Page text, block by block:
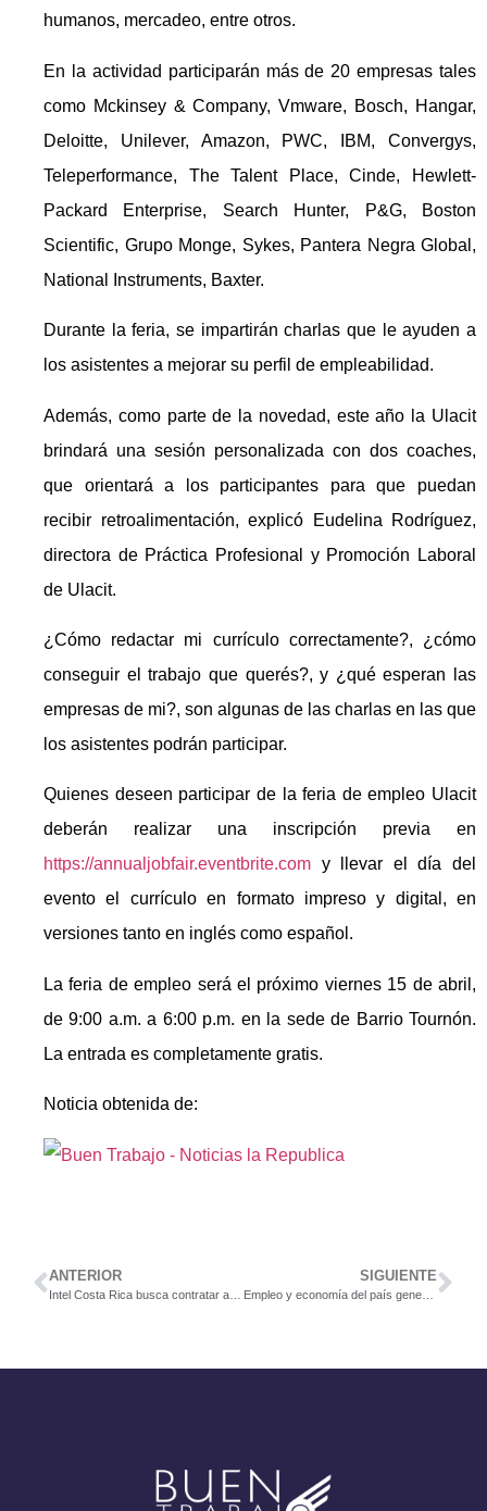
humanos, mercadeo, entre otros.
En la actividad participarán más de 20 empresas tales
como Mckinsey & Company, Vmware, Bosch, Hangar,
Deloitte, Unilever, Amazon, PWC, IBM, Convergys,
Teleperformance, The Talent Place, Cinde, Hewlett-
Packard Enterprise, Search Hunter, P&G, Boston
Scientific, Grupo Monge, Sykes, Pantera Negra Global,
National Instruments, Baxter.
Durante la feria, se impartirán charlas que le ayuden a
los asistentes a mejorar su perfil de empleabilidad.
Además, como parte de la novedad, este año la Ulacit
brindará una sesión personalizada con dos coaches,
que orientará a los participantes para que puedan
recibir retroalimentación, explicó Eudelina Rodríguez,
directora de Práctica Profesional y Promoción Laboral
de Ulacit.
¿Cómo redactar mi currículo correctamente?, ¿cómo
conseguir el trabajo que querés?, y ¿qué esperan las
empresas de mi?, son algunas de las charlas en las que
los asistentes podrán participar.
Quienes deseen participar de la feria de empleo Ulacit
deberán realizar una inscripción previa en
https://annualjobfair.eventbrite.com y llevar el día del
evento el currículo en formato impreso y digital, en
versiones tanto en inglés como español.
La feria de empleo será el próximo viernes 15 de abril,
de 9:00 a.m. a 6:00 p.m. en la sede de Barrio Tournón.
La entrada es completamente gratis.
Noticia obtenida de:
ANTERIOR SIGUIENTE
Empleo y economía del país generan caída leve en confianza de consumidores